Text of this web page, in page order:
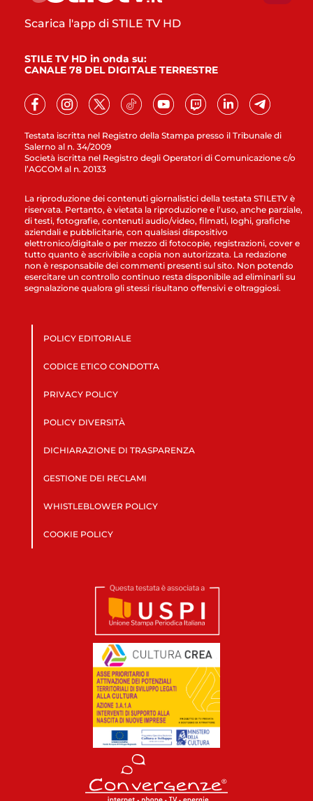
Testata iscritta nel Registro della Stampa presso il Tribunale di
Salerno al n. 34/2009
Società iscritta nel Registro degli Operatori di Comunicazione c/o
l’AGCOM al n. 20133
Scarica l'app di STILE TV HD
STILE TV HD in onda su:
CANALE 78 DEL DIGITALE TERRESTRE
La riproduzione dei contenuti giornalistici della testata STILETV è
riservata. Pertanto, è vietata la riproduzione e l’uso, anche parziale,
di testi, fotografie, contenuti audio/video, filmati, loghi, grafiche
aziendali e pubblicitarie, con qualsiasi dispositivo
elettronico/digitale o per mezzo di fotocopie, registrazioni, cover e
tutto quanto è ascrivibile a copia non autorizzata. La redazione
non è responsabile dei commenti presenti sul sito. Non potendo
esercitare un controllo continuo resta disponibile ad eliminarli su
segnalazione qualora gli stessi risultano offensivi e oltraggiosi.
POLICY EDITORIALE
CODICE ETICO CONDOTTA
PRIVACY POLICY
POLICY DIVERSITÀ
DICHIARAZIONE DI TRASPARENZA
GESTIONE DEI RECLAMI
WHISTLEBLOWER POLICY
COOKIE POLICY